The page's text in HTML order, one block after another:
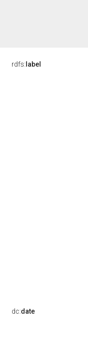
rdfs: label
dc:date